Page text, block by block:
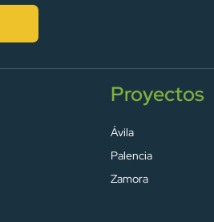
Proyectos
Ávila
Palencia
Zamora